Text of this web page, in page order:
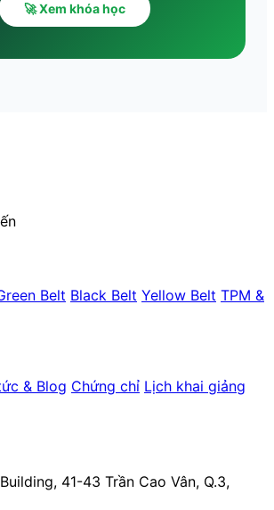
🚀 Xem khóa học
Belt Black Belt Yellow Belt TPM &
& Blog Chứng chỉ Lịch khai giảng
41-43 Trần Cao Vân, Q.3,